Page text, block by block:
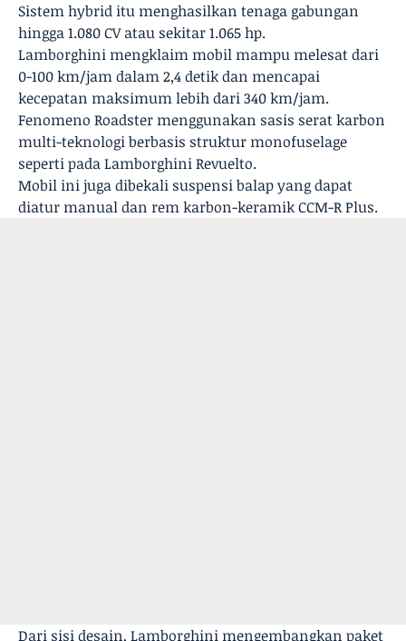
Sistem hybrid itu menghasilkan tenaga gabungan
hingga 1.080 CV atau sekitar 1.065 hp.
Lamborghini mengklaim mobil mampu melesat dari
0-100 km/jam dalam 2,4 detik dan mencapai
kecepatan maksimum lebih dari 340 km/jam.
Fenomeno Roadster menggunakan sasis serat karbon
multi-teknologi berbasis struktur monofuselage
seperti pada Lamborghini Revuelto.
Mobil ini juga dibekali suspensi balap yang dapat
diatur manual dan rem karbon-keramik CCM-R Plus.
Dari sisi desain, Lamborghini mengembangkan paket